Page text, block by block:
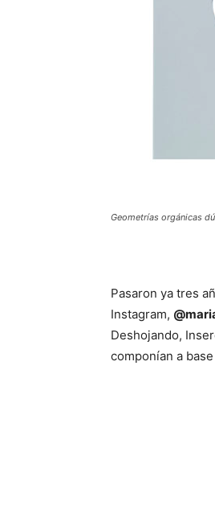
Geometrías orgánicas
Pasaron ya tres
Instagram,
Deshojando,
componían a